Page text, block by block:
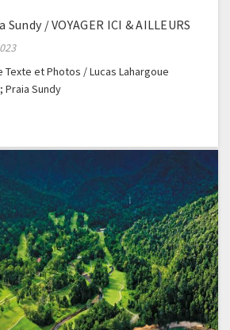
/ VOYAGER ICI & AILLEURS
Texte et Photos / Lucas Lahargoue
Praia Sundy